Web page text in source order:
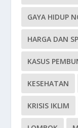
GAYA HIDUP
HARGA DAN
KASUS
KESEHATAN
KRISIS IKLIM